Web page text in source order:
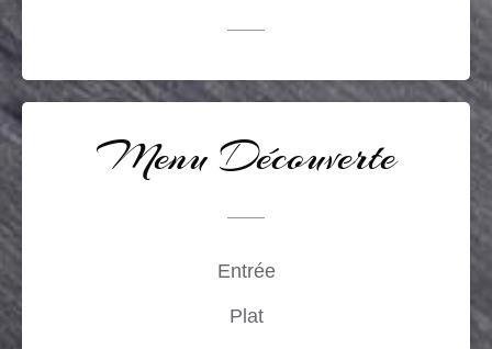
Menu Découverte
Entrée
Plat